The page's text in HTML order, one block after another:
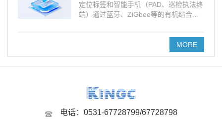
定位标签和智能手机（PAD、巡检执法终
端）通过蓝牙、ZiGbee等的有机结合，
MORE
电话：0531-67728799/67728798